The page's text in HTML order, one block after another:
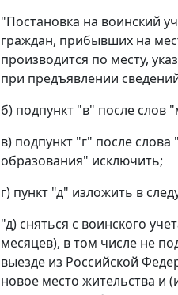
"Постановка на воинский
граждан, прибывших на
производится по месту,
при предъявлении
б) подпункт "в" после слов
в) подпункт "г" после
образования" исключить;
г) пункт "д" изложить в
"д) сняться с воинского
месяцев), в том числе не
выезде из Российской
новое место жительства и